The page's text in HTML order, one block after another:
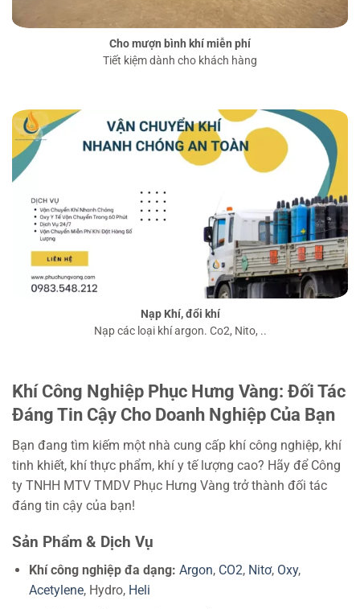
Cho mượn bình khí miễn phí
Tiết kiệm dành cho khách hàng
Nạp Khí, đổi khí
Nạp các loại khí argon. Co2, Nito, ..
Khí Công Nghiệp Phục Hưng Vàng: Đối Tác
Đáng Tin Cậy Cho Doanh Nghiệp Của Bạn
Bạn đang tìm kiếm một nhà cung cấp khí công nghiệp, khí
tinh khiết, khí thực phẩm, khí y tế lượng cao? Hãy để Công
ty TNHH MTV TMDV Phục Hưng Vàng trở thành đối tác
đáng tin cậy của bạn!
Sản Phẩm & Dịch Vụ
Khí công nghiệp đa dạng: Argon, CO2, Nitơ, Oxy,
Acetylene, Hydro, Heli